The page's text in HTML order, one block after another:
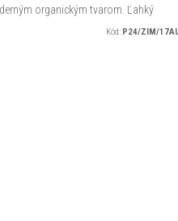
organickým tvarom. Ľahký
závesu dodáva šperku vzdušnosť
Kód: P24/ZIM/